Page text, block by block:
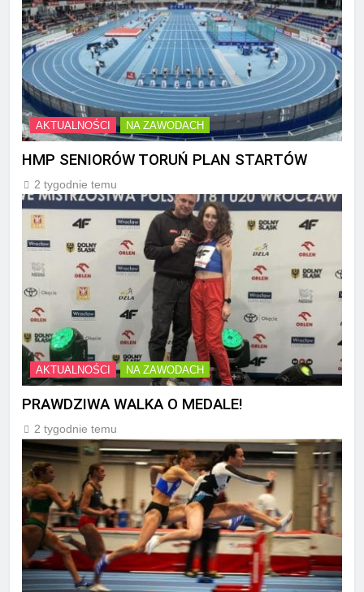
AKTUALNOŚCI NA ZAWODACH
HMP SENIORÓW TORUŃ PLAN STARTÓW
2 tygodnie temu
AKTUALNOŚCI NA ZAWODACH
PRAWDZIWA WALKA O MEDALE!
2 tygodnie temu